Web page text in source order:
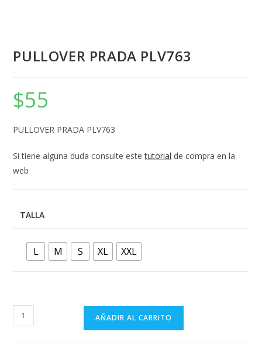
PULLOVER PRADA PLV763
$55
PULLOVER PRADA PLV763
Si tiene alguna duda consulte estetutorial de compra en la
web
TALLA
L M S XL XXL
PULLOVER
PRADA
AÑADIR AL CARRITO